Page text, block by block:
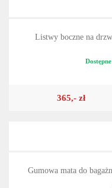
Listwy boczne na
365,- zł
Gumowa mata do